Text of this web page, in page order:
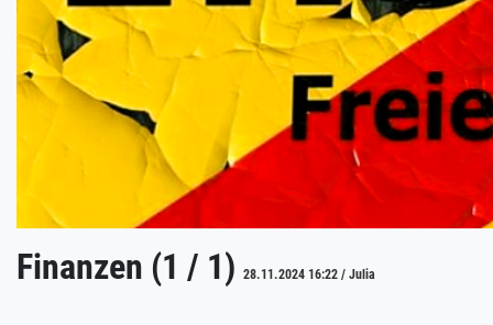
Finanzen (1 / 1) 28.11.2024 16:22 / Julia